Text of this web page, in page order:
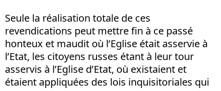
Seule la réalisation totale de ces
revendications peut mettre fin à ce passé
honteux et maudit où l’Eglise était asservie à
l’Etat, les citoyens russes étant à leur tour
asservis à l’Eglise d’Etat, où existaient et
étaient appliquées des lois inquisitoriales qui